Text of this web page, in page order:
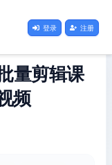
登录 注册
量剪辑课
频